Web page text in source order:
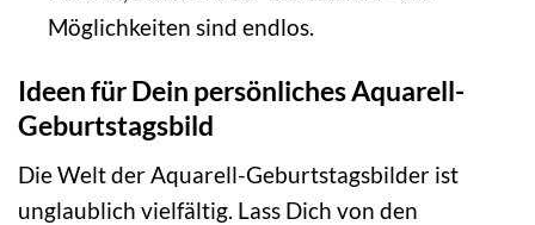
Möglichkeiten sind endlos.
Ideen für Dein persönliches Aquarell-
Geburtstagsbild
Die Welt der Aquarell-Geburtstagsbilder ist
unglaublich vielfältig. Lass Dich von den